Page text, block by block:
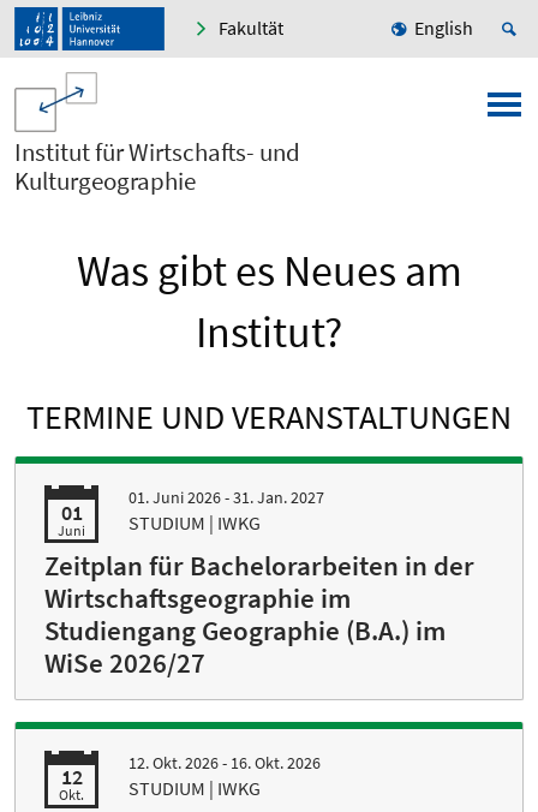
Fakultät English
Institut für Wirtschafts- und
Kulturgeographie
Was gibt es Neues am
Institut?
TERMINE UND VERANSTALTUNGEN
01
Juni
01. Juni 2026 - 31. Jan. 2027
STUDIUM | IWKG
Zeitplan für Bachelorarbeiten in der
Wirtschaftsgeographie im
Studiengang Geographie (B.A.) im
WiSe 2026/27
12
Okt.
12. Okt. 2026 - 16. Okt. 2026
STUDIUM | IWKG